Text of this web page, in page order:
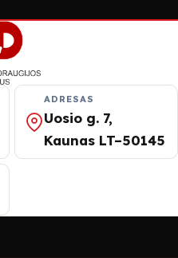
ADRESAS
Uosio g. 7,
Kaunas LT–50145